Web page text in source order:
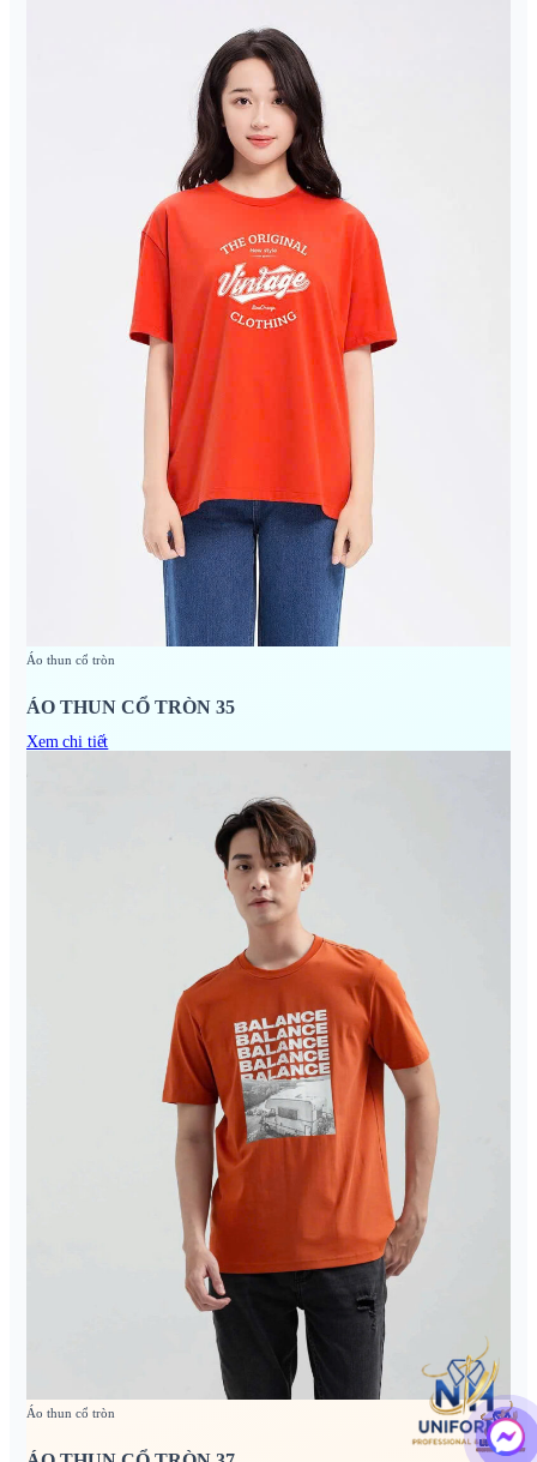
Áo thun cổ tròn
ÁO THUN CỔ TRÒN 35
Xem chi tiết
Áo thun cổ tròn